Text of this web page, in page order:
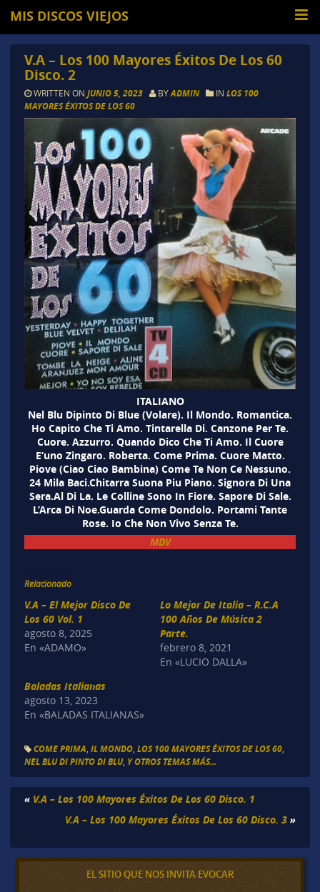
MIS DISCOS VIEJOS
V.A – Los 100 Mayores Éxitos De Los 60
Disco. 2
WRITTEN ON JUNIO 5, 2023 BYADMIN IN LOS 100
MAYORES ÉXITOS DE LOS 60
ITALIANO
Nel Blu Dipinto Di Blue (Volare). Il Mondo. Romantica.
Ho Capito Che Ti Amo. Tintarella Di. Canzone Per Te.
Cuore. Azzurro. Quando Dico Che Ti Amo. Il Cuore
E’uno Zingaro. Roberta. Come Prima. Cuore Matto.
Piove (Ciao Ciao Bambina) Come Te Non Ce Nessuno.
24 Mila Baci.Chitarra Suona Piu Piano. Signora Di Una
Sera.Al Di La. Le Colline Sono In Fiore. Sapore Di Sale.
L’Arca Di Noe.Guarda Come Dondolo. Portami Tante
Rose. Io Che Non Vivo Senza Te.
MDV
Relacionado
V.A – El Mejor Disco De
Los 60 Vol. 1
agosto 8, 2025
En «ADAMO»
Lo Mejor De Italia – R.C.A
100 Años De Música 2
Parte.
febrero 8, 2021
En «LUCIO DALLA»
Baladas Italianas
agosto 13, 2023
En «BALADAS ITALIANAS»
COME PRIMA IL MONDO, LOS 100 MAYORES ÉXITOS DE LOS 60,
NEL BLU DI PINTO DI BLU, Y OTROS TEMAS MÁS...
« V.A – Los 100 Mayores Éxitos De Los 60 Disco. 1
V.A – Los 100 Mayores Éxitos De Los 60 Disco. 3 »
EL SITIO QUE NOS INVITA EVOCAR